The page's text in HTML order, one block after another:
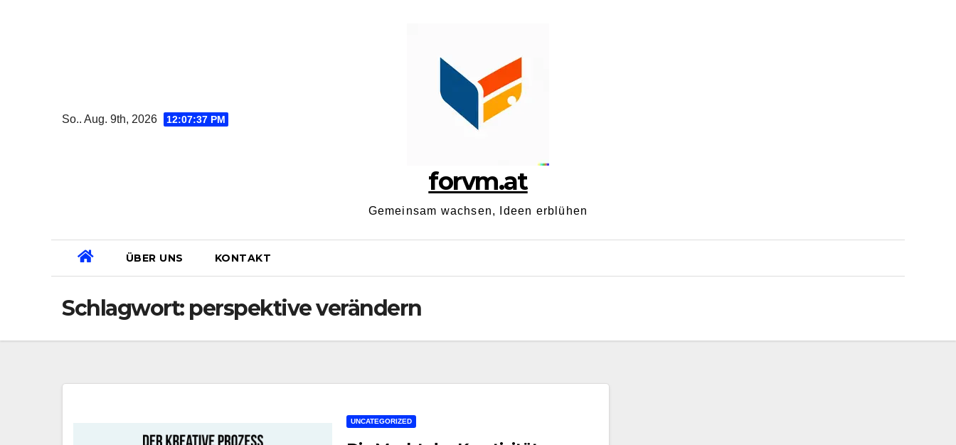
So.. Aug. 9th, 2026 12:07:37 PM
forvm.at
Gemeinsam wachsen, Ideen erblühen
ÜBER UNS KONTAKT
Schlagwort: perspektive verändern
UNCATEGORIZED